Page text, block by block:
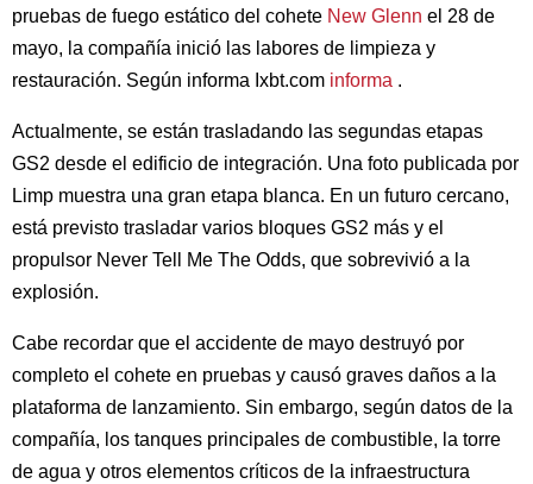
pruebas de fuego estático del cohete New Glenn el 28 de
mayo, la compañía inició las labores de limpieza y
restauración. Según informa Ixbt.com informa .
Actualmente, se están trasladando las segundas etapas
GS2 desde el edificio de integración. Una foto publicada por
Limp muestra una gran etapa blanca. En un futuro cercano,
está previsto trasladar varios bloques GS2 más y el
propulsor Never Tell Me The Odds, que sobrevivió a la
explosión.
Cabe recordar que el accidente de mayo destruyó por
completo el cohete en pruebas y causó graves daños a la
plataforma de lanzamiento. Sin embargo, según datos de la
compañía, los tanques principales de combustible, la torre
de agua y otros elementos críticos de la infraestructura